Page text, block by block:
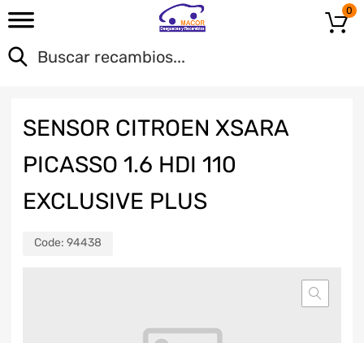
0
SENSOR CITROEN XSARA
PICASSO 1.6 HDI 110
EXCLUSIVE PLUS
Code: 94438